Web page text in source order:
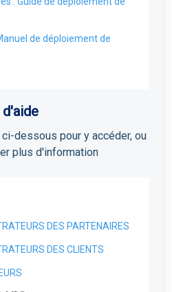
de déploiement de
dessous pour y accéder, ou
plus d'information
Effect MDR
le Field Effect MDR
DES PARTENAIRES
des Licences
des licences : Vue d'ensemble
DES CLIENTS